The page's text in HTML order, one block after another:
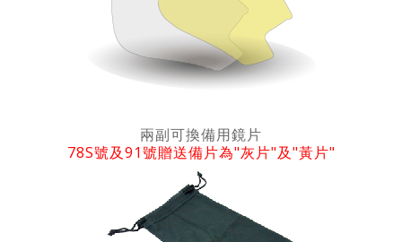
兩副可換備用鏡片
78S號及91號贈送備片為"灰片"及"黃片"